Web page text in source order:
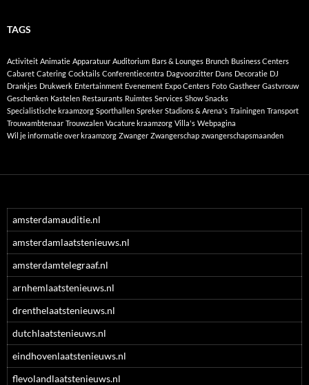
TAGS
Activiteit Animatie Apparatuur Auditorium Bars & Lounges Brunch Business Centers
Cabaret Catering Cocktails Conferentiecentra Dagvoorzitter Dans Decoratie DJ
Drankjes Drukwerk Entertainment Evenement Expo Centers Foto Gastheer Gastvrouw
Geschenken Kastelen Restaurants Ruimtes Services Show Snacks
Specialistische kraamzorg Sporthallen Spreker Stadions & Arena's Trainingen Transport
Trouwambtenaar Trouwzalen Vacature kraamzorg Villa's Webpagina
Wil je informatie over kraamzorg Zwanger Zwangerschap zwangerschapsmaanden
amsterdamauditie.nl
amsterdamlaatstenieuws.nl
amsterdamtelegraaf.nl
arnhemlaatstenieuws.nl
drenthelaatstenieuws.nl
dutchlaatstenieuws.nl
eindhovenlaatstenieuws.nl
flevolandlaatstenieuws.nl